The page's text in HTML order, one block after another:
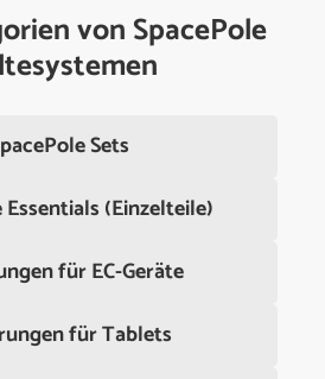
von SpacePole
Sets
Essentials (Einzelteile)
für EC-Geräte
für Tablets